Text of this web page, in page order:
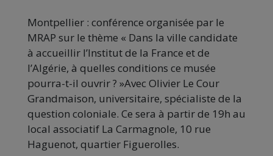
Montpellier : conférence organisée par le
MRAP sur le thème « Dans la ville candidate
à accueillir l’Institut de la France et de
l’Algérie, à quelles conditions ce musée
pourra-t-il ouvrir ? »Avec Olivier Le Cour
Grandmaison, universitaire, spécialiste de la
question coloniale. Ce sera à partir de 19h au
local associatif La Carmagnole, 10 rue
Haguenot, quartier Figuerolles.